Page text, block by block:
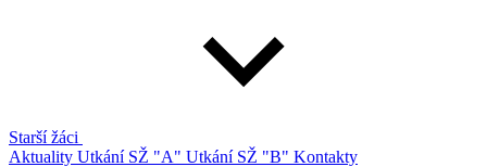
Starší žáci
Aktuality Utkání SŽ "A" Utkání SŽ "B" Kontakty